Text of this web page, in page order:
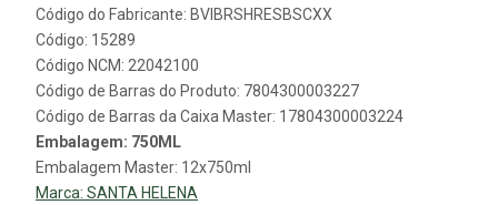
Código do Fabricante: BVIBRSHRESBSCXX
Código: 15289
Código NCM: 22042100
Código de Barras do Produto: 7804300003227
Código de Barras da Caixa Master: 17804300003224
Embalagem: 750ML
Embalagem Master: 12x750ml
Marca: SANTA HELENA